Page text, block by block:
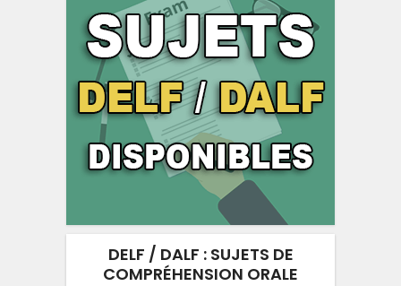
DELF / DALF : SUJETS DE
COMPRÉHENSION ORALE